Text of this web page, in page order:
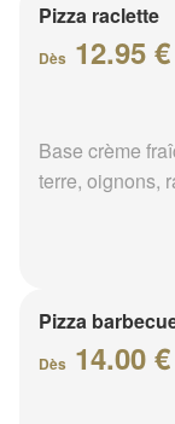
Pizza raclette
Dès 12.95 €
Base crème
terre, oignons,
Pizza
Dès 14.00 €